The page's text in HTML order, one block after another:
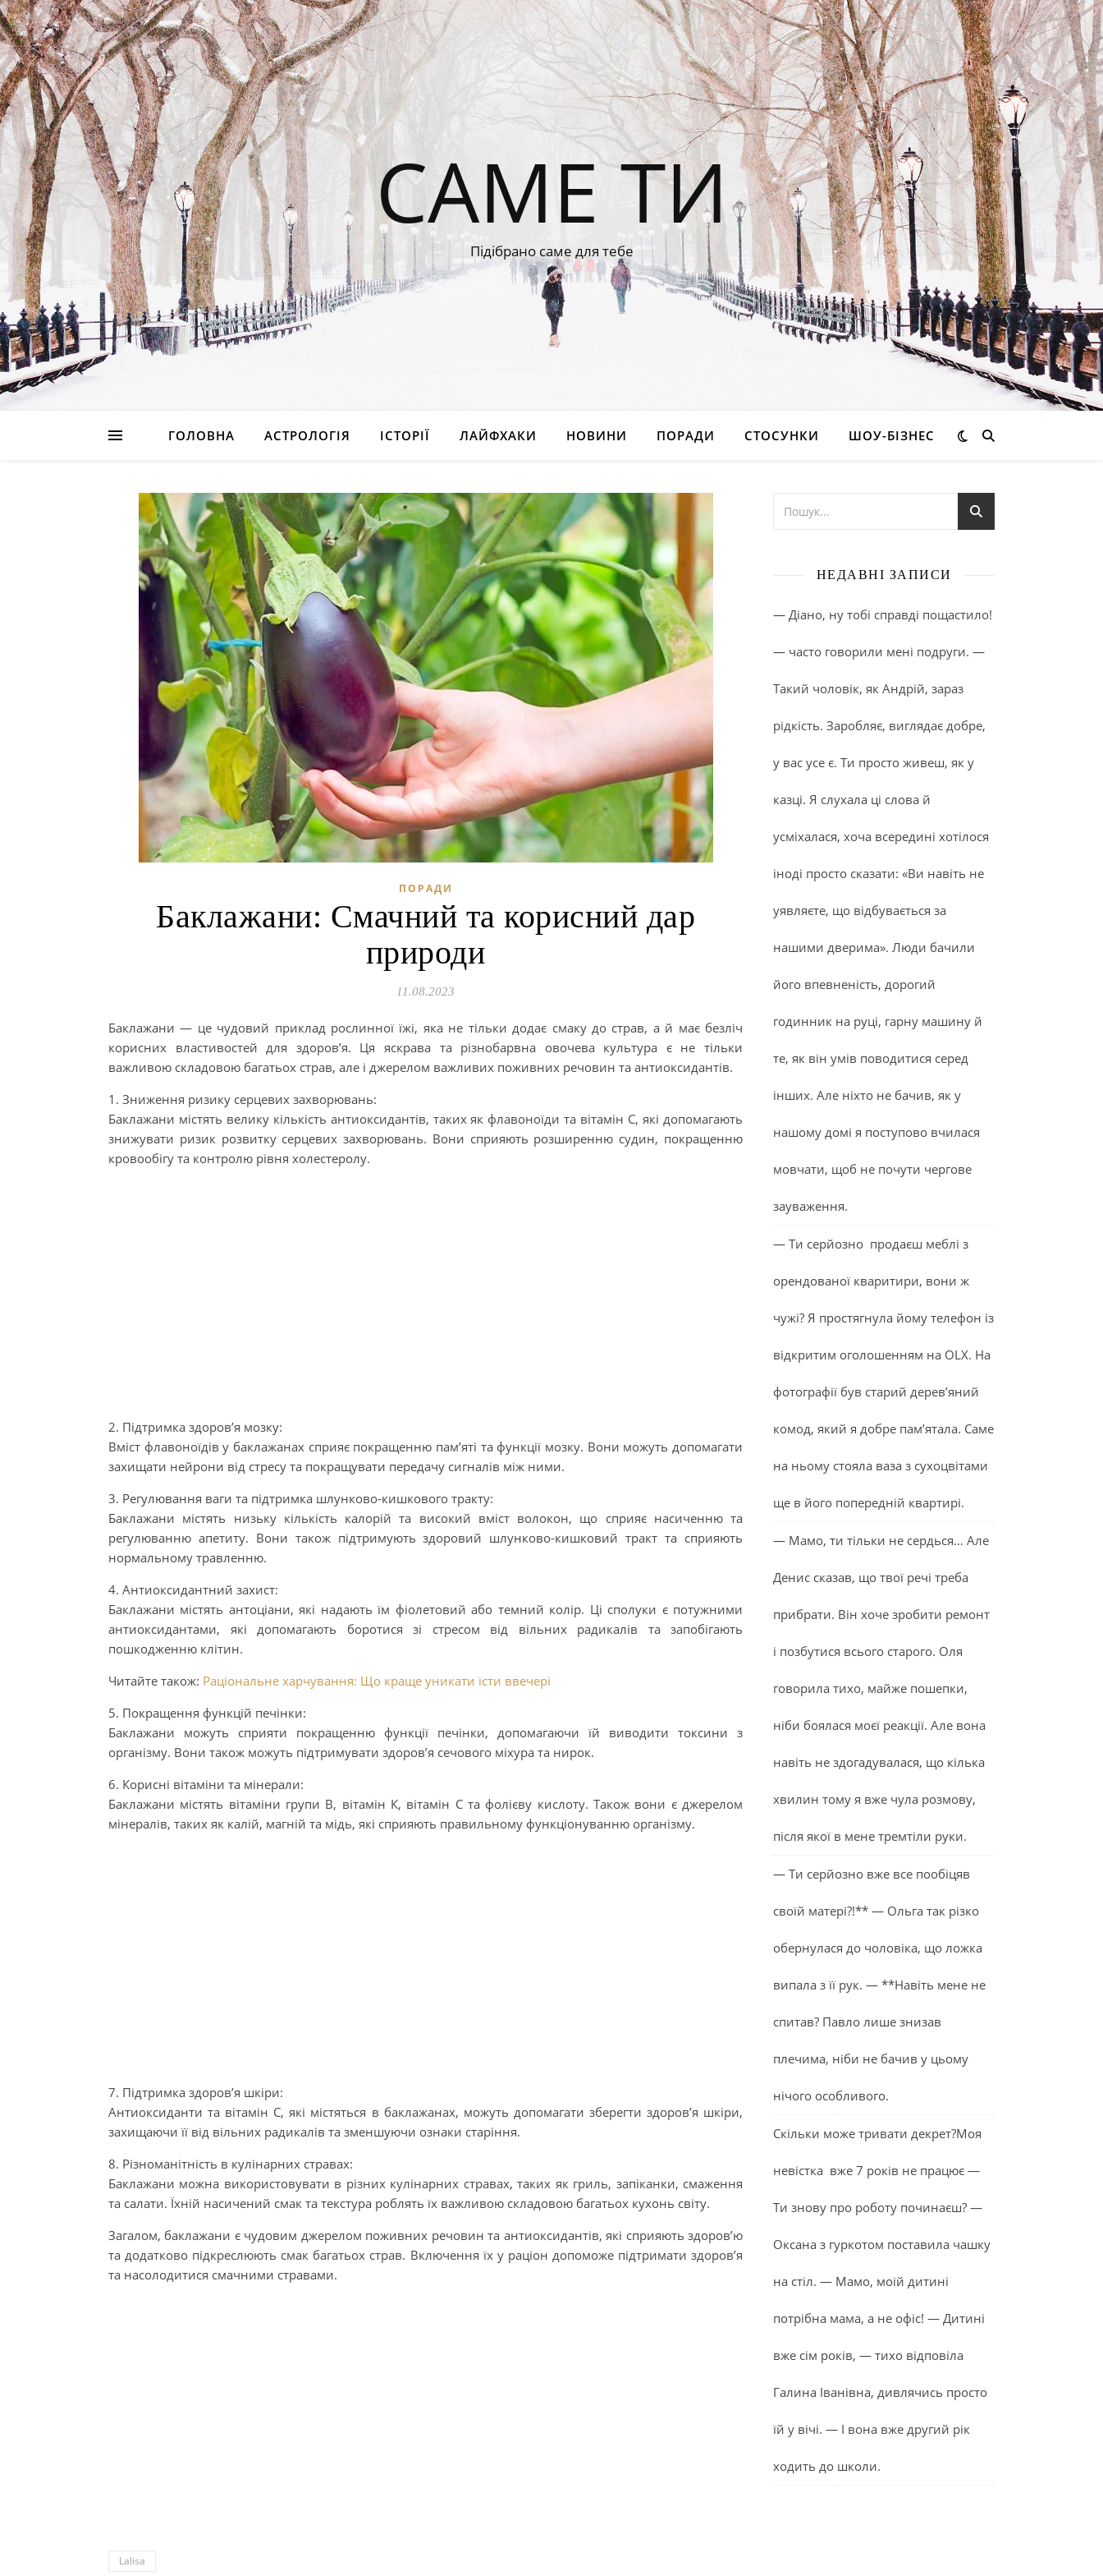
САМЕ ТИ
Підібрано саме для тебе
ГОЛОВНА АСТРОЛОГІЯ ІСТОРІЇ ЛАЙФХАКИ НОВИНИ ПОРАДИ СТОСУНКИ ШОУ-БІЗНЕС
ПОРАДИ
Баклажани: Смачний та корисний дар
природи
11.08.2023
Баклажани — це чудовий приклад рослинної їжі, яка не тільки додає смаку до страв, а й має безліч
корисних властивостей для здоров’я. Ця яскрава та різнобарвна овочева культура є не тільки
важливою складовою багатьох страв, але і джерелом важливих поживних речовин та антиоксидантів.
1. Зниження ризику серцевих захворювань:
Баклажани містять велику кількість антиоксидантів, таких як флавоноїди та вітамін С, які допомагають
знижувати ризик розвитку серцевих захворювань. Вони сприяють розширенню судин, покращенню
кровообігу та контролю рівня холестеролу.
2. Підтримка здоров’я мозку:
Вміст флавоноїдів у баклажанах сприяє покращенню пам’яті та функції мозку. Вони можуть допомагати
захищати нейрони від стресу та покращувати передачу сигналів між ними.
3. Регулювання ваги та підтримка шлунково-кишкового тракту:
Баклажани містять низьку кількість калорій та високий вміст волокон, що сприяє насиченню та
регулюванню апетиту. Вони також підтримують здоровий шлунково-кишковий тракт та сприяють
нормальному травленню.
4. Антиоксидантний захист:
Баклажани містять антоціани, які надають їм фіолетовий або темний колір. Ці сполуки є потужними
антиоксидантами, які допомагають боротися зі стресом від вільних радикалів та запобігають
пошкодженню клітин.
Читайте також: Раціональне харчування: Що краще уникати їсти ввечері
5. Покращення функцій печінки:
Баклажани можуть сприяти покращенню функції печінки, допомагаючи їй виводити токсини з
організму. Вони також можуть підтримувати здоров’я сечового міхура та нирок.
6. Корисні вітаміни та мінерали:
Баклажани містять вітаміни групи B, вітамін К, вітамін С та фолієву кислоту. Також вони є джерелом
мінералів, таких як калій, магній та мідь, які сприяють правильному функціонуванню організму.
7. Підтримка здоров’я шкіри:
Антиоксиданти та вітамін C, які містяться в баклажанах, можуть допомагати зберегти здоров’я шкіри,
захищаючи її від вільних радикалів та зменшуючи ознаки старіння.
8. Різноманітність в кулінарних стравах:
Баклажани можна використовувати в різних кулінарних стравах, таких як гриль, запіканки, смаження
та салати. Їхній насичений смак та текстура роблять їх важливою складовою багатьох кухонь світу.
Загалом, баклажани є чудовим джерелом поживних речовин та антиоксидантів, які сприяють здоров’ю
та додатково підкреслюють смак багатьох страв. Включення їх у раціон допоможе підтримати здоров’я
та насолодитися смачними стравами.
Lalisa
НЕДАВНІ ЗАПИСИ
— Діано, ну тобі справді пощастило!
— часто говорили мені подруги. —
Такий чоловік, як Андрій, зараз
рідкість. Заробляє, виглядає добре,
у вас усе є. Ти просто живеш, як у
казці. Я слухала ці слова й
усміхалася, хоча всередині хотілося
іноді просто сказати: «Ви навіть не
уявляєте, що відбувається за
нашими дверима». Люди бачили
його впевненість, дорогий
годинник на руці, гарну машину й
те, як він умів поводитися серед
інших. Але ніхто не бачив, як у
нашому домі я поступово вчилася
мовчати, щоб не почути чергове
зауваження.
— Ти серйозно продаєш меблі з
орендованої кваритири, вони ж
чужі? Я простягнула йому телефон із
відкритим оголошенням на OLX. На
фотографії був старий дерев’яний
комод, який я добре пам’ятала. Саме
на ньому стояла ваза з сухоцвітами
ще в його попередній квартирі.
— Мамо, ти тільки не сердься… Але
Денис сказав, що твої речі треба
прибрати. Він хоче зробити ремонт
і позбутися всього старого. Оля
говорила тихо, майже пошепки,
ніби боялася моєї реакції. Але вона
навіть не здогадувалася, що кілька
хвилин тому я вже чула розмову,
після якої в мене тремтіли руки.
— Ти серйозно вже все пообіцяв
своїй матері?!** — Ольга так різко
обернулася до чоловіка, що ложка
випала з її рук. — **Навіть мене не
спитав? Павло лише знизав
плечима, ніби не бачив у цьому
нічого особливого.
Скільки може тривати декрет?Моя
невістка вже 7 років не працює —
Ти знову про роботу починаєш? —
Оксана з гуркотом поставила чашку
на стіл. — Мамо, моїй дитині
потрібна мама, а не офіс! — Дитині
вже сім років, — тихо відповіла
Галина Іванівна, дивлячись просто
їй у вічі. — І вона вже другий рік
ходить до школи.